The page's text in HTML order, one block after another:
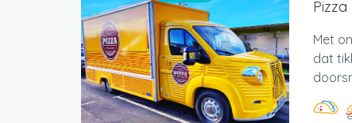
Met
dat